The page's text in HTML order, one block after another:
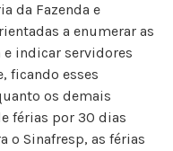
da Fazenda e
a enumerar as
e indicar servidores
ficando esses
os demais
férias por 30 dias
o Sinafresp, as férias